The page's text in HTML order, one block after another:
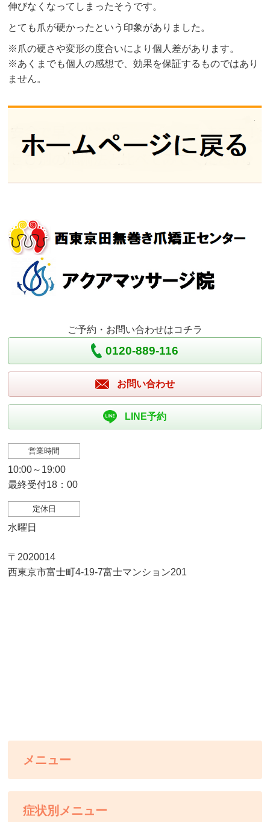
伸びなくなってしまったそうです。
とても爪が硬かったという印象がありました。
※爪の硬さや変形の度合いにより個人差があります。
※あくまでも個人の感想で、効果を保証するものではあり
ません。
ご予約・お問い合わせはコチラ
0120-889-116
お問い合わせ
LINE予約
営業時間
10:00～19:00
最終受付18：00
定休日
水曜日
〒2020014
西東京市富士町4-19-7富士マンション201
メニュー
症状別メニュー